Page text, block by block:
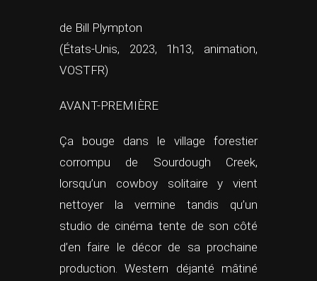
de Bill Plympton
(États-Unis, 2023, 1h13, animation,
VOSTFR)
AVANT-PREMIÈRE
Ça bouge dans le village forestier
corrompu de Sourdough Creek,
lorsqu’un cowboy solitaire y vient
nettoyer la vermine tandis qu’un
studio de cinéma tente de son côté
d’en faire le décor de sa prochaine
production. Western déjanté mâtiné